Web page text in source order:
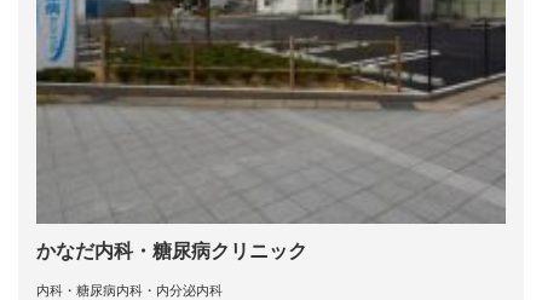
かなだ内科・糖尿病クリニック
内科・糖尿病内科・内分泌内科